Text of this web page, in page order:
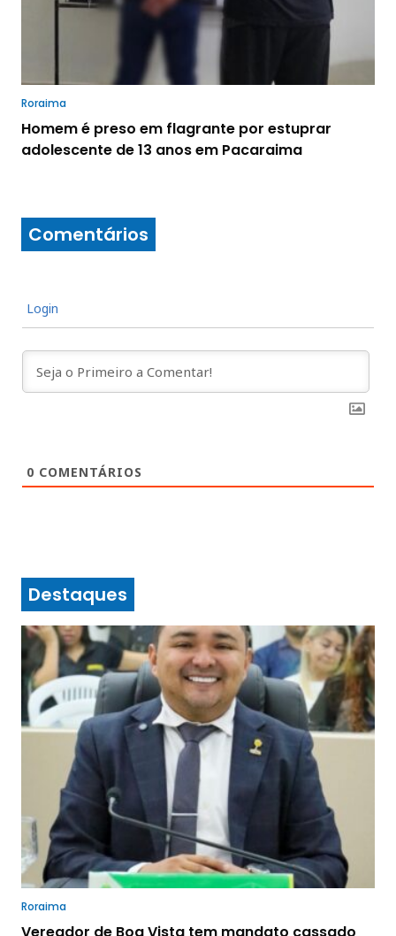
Roraima
Homem é preso em flagrante por estuprar
adolescente de 13 anos em Pacaraima
Comentários
Login
0 COMENTÁRIOS
Destaques
Roraima
Vereador de Boa Vista tem mandato cassado